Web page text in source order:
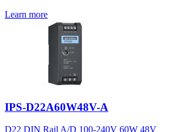
Learn more
IPS-D22A60W48V-A
D22 DIN Rail A/D 100-240V 60W 48V